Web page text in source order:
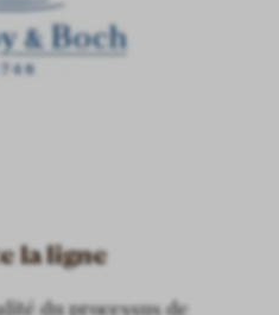
la ligne
du processus de